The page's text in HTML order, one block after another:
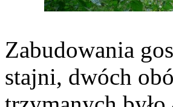
Zabudowania
stajni, dwóch